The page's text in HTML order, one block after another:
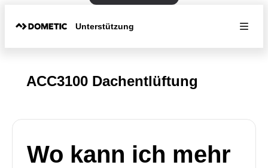
Unterstützung
ACC3100 Dachentlüftung
Wo kann ich mehr